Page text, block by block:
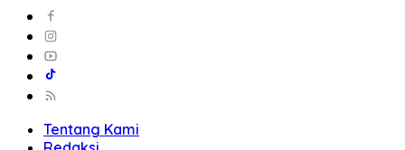
Tentang Kami